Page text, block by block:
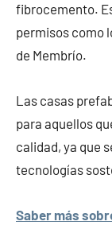
fibrocemento.
permisos como
de Membrío.
Las casas
para aquellos
calidad, ya que
tecnologías
Saber más